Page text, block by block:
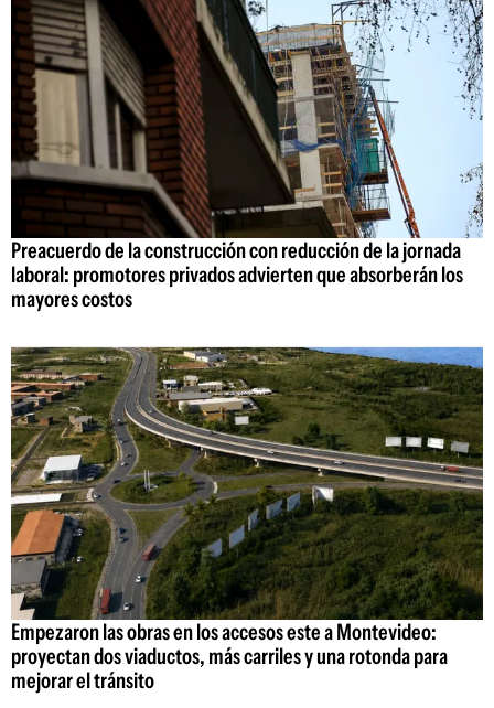
Preacuerdo de la construcción con reducción de la jornada
laboral: promotores privados advierten que absorberán los
mayores costos
Empezaron las obras en los accesos este a Montevideo:
proyectan dos viaductos, más carriles y una rotonda para
mejorar el tránsito